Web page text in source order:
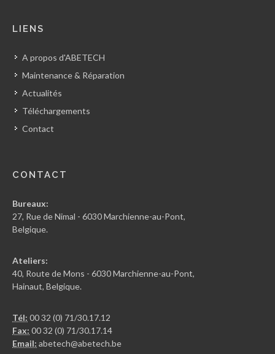
LIENS
A propos d'ABETECH
Maintenance & Réparation
Actualités
Téléchargements
Contact
CONTACT
Bureaux:
27, Rue de Nimal - 6030 Marchienne-au-Pont,
Belgique.
Ateliers:
40, Route de Mons - 6030 Marchienne-au-Pont,
Hainaut, Belgique.
Tél: 00 32 (0) 71/30.17.12
Fax: 00 32 (0) 71/30.17.14
Email: abetech@abetech.be